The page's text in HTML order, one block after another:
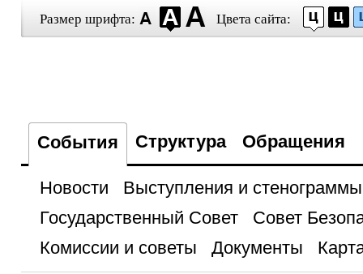
Размер шрифта: Цвета сайта:
События Структура Обращения
Новости
Выступления и стенограммы
Государственный Совет
Совет
Комиссии и советы
Документы